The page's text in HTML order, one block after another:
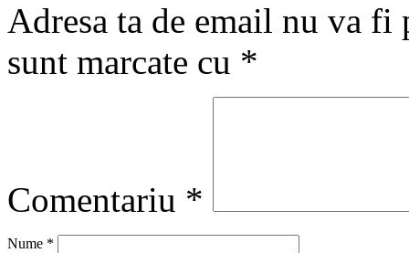
Adresa ta de email nu va fi
sunt marcate cu *
Comentariu *
Nume *